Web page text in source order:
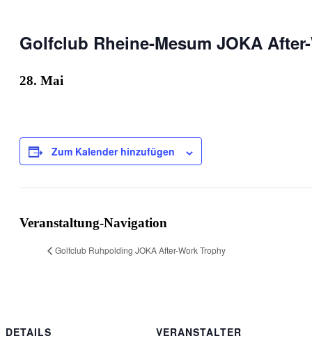
Golfclub Rheine-Mesum JOKA
28. Mai
Zum Kalender hinzufügen
Veranstaltung-Navigation
Golfclub Ruhpolding JOKA After-Work Trophy
DETAILS
VERANSTALTER